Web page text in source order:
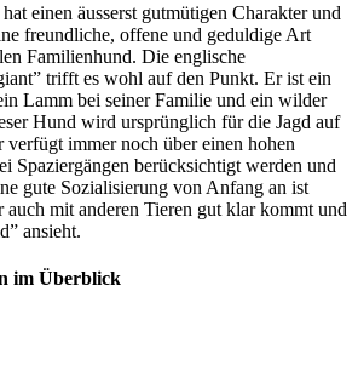
einen äusserst gutmütigen Charakter und
freundliche, offene und geduldige Art
Familienhund. Die englische
trifft es wohl auf den Punkt. Er ist ein
Lamm bei seiner Familie und ein wilder
Hund wird ursprünglich für die Jagd auf
verfügt immer noch über einen hohen
Spaziergängen berücksichtigt werden und
gute Sozialisierung von Anfang an ist
auch mit anderen Tieren gut klar kommt und
ansieht.
im Überblick